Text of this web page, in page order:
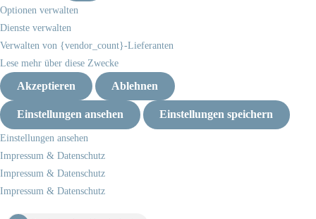
Optionen verwalten
Dienste verwalten
Verwalten von {vendor_count}-Lieferanten
Lese mehr über diese Zwecke
Akzeptieren Ablehnen
Einstellungen ansehen Einstellungen speichern
Einstellungen ansehen
Impressum & Datenschutz
Impressum & Datenschutz
Impressum & Datenschutz